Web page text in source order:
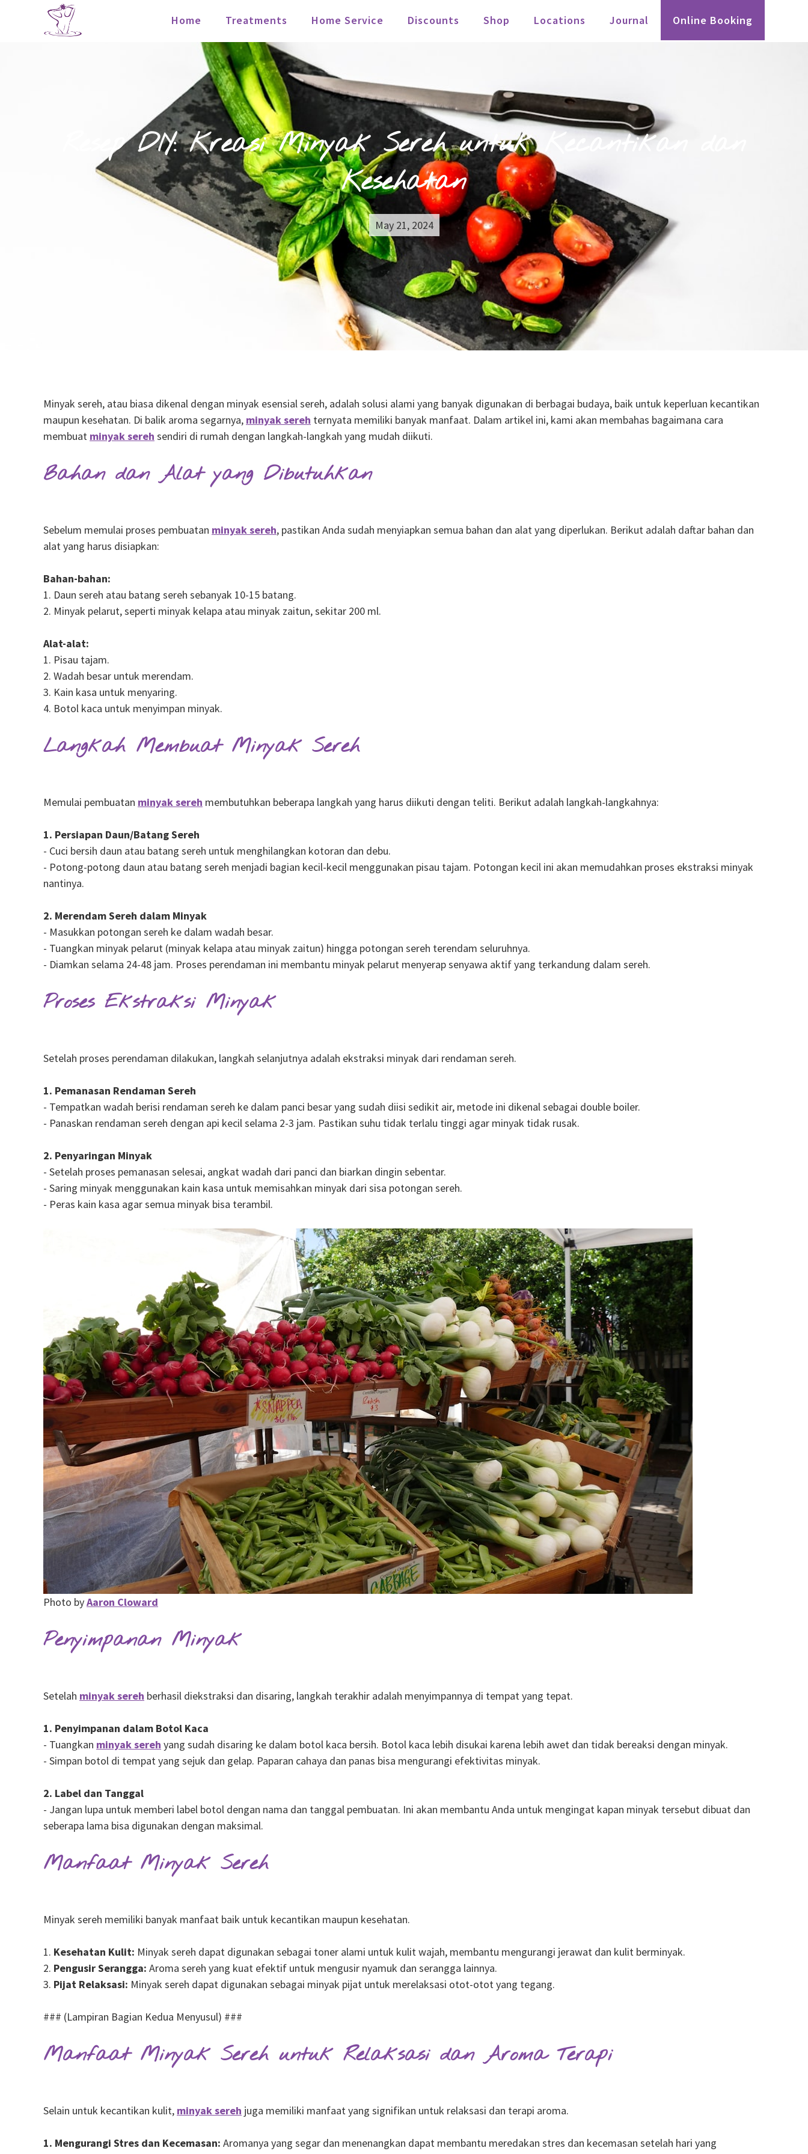
Home Treatments Home Service Discounts Shop Locations Journal Online Booking
Resep DIY: Kreasi Minyak Sereh untuk Kecantikan dan
Kesehatan
May 21, 2024
Minyak sereh, atau biasa dikenal dengan minyak esensial sereh, adalah solusi alami yang banyak digunakan di berbagai budaya, baik untuk keperluan kecantikan
maupun kesehatan. Di balik aroma segarnya, minyak sereh ternyata memiliki banyak manfaat. Dalam artikel ini, kami akan membahas bagaimana cara
membuat minyak sereh sendiri di rumah dengan langkah-langkah yang mudah diikuti.
Bahan dan Alat yang Dibutuhkan
Sebelum memulai proses pembuatan minyak sereh, pastikan Anda sudah menyiapkan semua bahan dan alat yang diperlukan. Berikut adalah daftar bahan dan
alat yang harus disiapkan:
Bahan-bahan:
1. Daun sereh atau batang sereh sebanyak 10-15 batang.
2. Minyak pelarut, seperti minyak kelapa atau minyak zaitun, sekitar 200 ml.
Alat-alat:
1. Pisau tajam.
2. Wadah besar untuk merendam.
3. Kain kasa untuk menyaring.
4. Botol kaca untuk menyimpan minyak.
Langkah Membuat Minyak Sereh
Memulai pembuatan minyak sereh membutuhkan beberapa langkah yang harus diikuti dengan teliti. Berikut adalah langkah-langkahnya:
1. Persiapan Daun/Batang Sereh
- Cuci bersih daun atau batang sereh untuk menghilangkan kotoran dan debu.
- Potong-potong daun atau batang sereh menjadi bagian kecil-kecil menggunakan pisau tajam. Potongan kecil ini akan memudahkan proses ekstraksi minyak
nantinya.
2. Merendam Sereh dalam Minyak
- Masukkan potongan sereh ke dalam wadah besar.
- Tuangkan minyak pelarut (minyak kelapa atau minyak zaitun) hingga potongan sereh terendam seluruhnya.
- Diamkan selama 24-48 jam. Proses perendaman ini membantu minyak pelarut menyerap senyawa aktif yang terkandung dalam sereh.
Proses Ekstraksi Minyak
Setelah proses perendaman dilakukan, langkah selanjutnya adalah ekstraksi minyak dari rendaman sereh.
1. Pemanasan Rendaman Sereh
- Tempatkan wadah berisi rendaman sereh ke dalam panci besar yang sudah diisi sedikit air, metode ini dikenal sebagai double boiler.
- Panaskan rendaman sereh dengan api kecil selama 2-3 jam. Pastikan suhu tidak terlalu tinggi agar minyak tidak rusak.
2. Penyaringan Minyak
- Setelah proses pemanasan selesai, angkat wadah dari panci dan biarkan dingin sebentar.
- Saring minyak menggunakan kain kasa untuk memisahkan minyak dari sisa potongan sereh.
- Peras kain kasa agar semua minyak bisa terambil.
Photo byAaron Cloward
Penyimpanan Minyak
Setelah minyak sereh berhasil diekstraksi dan disaring, langkah terakhir adalah menyimpannya di tempat yang tepat.
1. Penyimpanan dalam Botol Kaca
- Tuangkan minyak sereh yang sudah disaring ke dalam botol kaca bersih. Botol kaca lebih disukai karena lebih awet dan tidak bereaksi dengan minyak.
- Simpan botol di tempat yang sejuk dan gelap. Paparan cahaya dan panas bisa mengurangi efektivitas minyak.
2. Label dan Tanggal
- Jangan lupa untuk memberi label botol dengan nama dan tanggal pembuatan. Ini akan membantu Anda untuk mengingat kapan minyak tersebut dibuat dan
seberapa lama bisa digunakan dengan maksimal.
Manfaat Minyak Sereh
Minyak sereh memiliki banyak manfaat baik untuk kecantikan maupun kesehatan.
1. Kesehatan Kulit: Minyak sereh dapat digunakan sebagai toner alami untuk kulit wajah, membantu mengurangi jerawat dan kulit berminyak.
2. Pengusir Serangga: Aroma sereh yang kuat efektif untuk mengusir nyamuk dan serangga lainnya.
3. Pijat Relaksasi: Minyak sereh dapat digunakan sebagai minyak pijat untuk merelaksasi otot-otot yang tegang.
### (Lampiran Bagian Kedua Menyusul) ###
Manfaat Minyak Sereh untuk Relaksasi dan Aroma Terapi
Selain untuk kecantikan kulit, minyak sereh juga memiliki manfaat yang signifikan untuk relaksasi dan terapi aroma.
1. Mengurangi Stres dan Kecemasan: Aromanya yang segar dan menenangkan dapat membantu meredakan stres dan kecemasan setelah hari yang